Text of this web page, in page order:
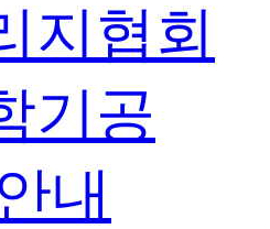
지협회
기공
내